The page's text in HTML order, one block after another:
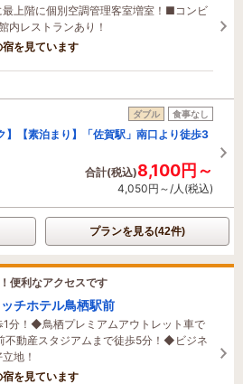
上階に個別空調管理客室増室！■コンビ
内レストランあり！
を見ています
ダブル 食事なし
】【素泊まり】「佐賀駅」南口より徒歩3
合計(税込)8,100円～
4,050円～/人(税込)
プランを見る(42件)
便利なアクセスです
チホテル鳥栖駅前
分！◆鳥栖プレミアムアウトレット車で
動産スタジアムまで徒歩5分！◆ビジネ
地！
を見ています